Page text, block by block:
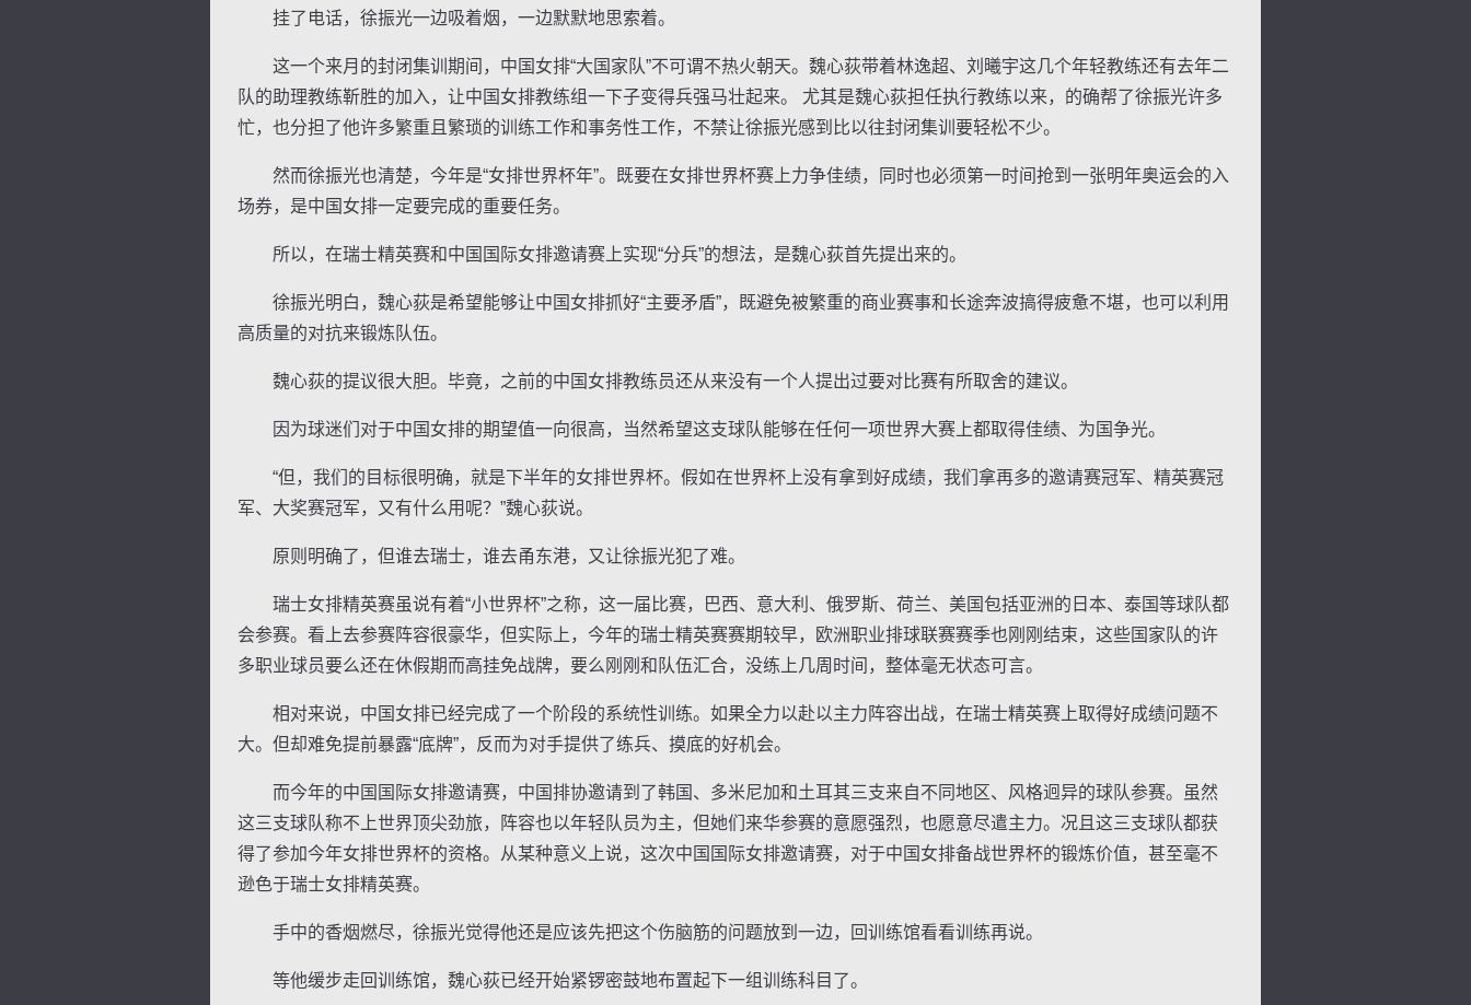
背 字 宽 滚
挂了电话，徐振光一边吸着烟，一边默默地思索着。
这一个来月的封闭集训期间，中国女排“大国家队”不可谓不热火朝天。魏心荻带着林逸超、刘曦宇这几个年轻教练还有去年二
队的助理教练靳胜的加入，让中国女排教练组一下子变得兵强马壮起来。 尤其是魏心荻担任执行教练以来，的确帮了徐振光许多
忙，也分担了他许多繁重且繁琐的训练工作和事务性工作，不禁让徐振光感到比以往封闭集训要轻松不少。
然而徐振光也清楚，今年是“女排世界杯年”。既要在女排世界杯赛上力争佳绩，同时也必须第一时间抢到一张明年奥运会的入
场券，是中国女排一定要完成的重要任务。
所以，在瑞士精英赛和中国国际女排邀请赛上实现“分兵”的想法，是魏心荻首先提出来的。
徐振光明白，魏心荻是希望能够让中国女排抓好“主要矛盾”，既避免被繁重的商业赛事和长途奔波搞得疲惫不堪，也可以利用
高质量的对抗来锻炼队伍。
魏心荻的提议很大胆。毕竟，之前的中国女排教练员还从来没有一个人提出过要对比赛有所取舍的建议。
因为球迷们对于中国女排的期望值一向很高，当然希望这支球队能够在任何一项世界大赛上都取得佳绩、为国争光。
“但，我们的目标很明确，就是下半年的女排世界杯。假如在世界杯上没有拿到好成绩，我们拿再多的邀请赛冠军、精英赛冠
军、大奖赛冠军，又有什么用呢？”魏心荻说。
原则明确了，但谁去瑞士，谁去甬东港，又让徐振光犯了难。
瑞士女排精英赛虽说有着“小世界杯”之称，这一届比赛，巴西、意大利、俄罗斯、荷兰、美国包括亚洲的日本、泰国等球队都
会参赛。看上去参赛阵容很豪华，但实际上，今年的瑞士精英赛赛期较早，欧洲职业排球联赛赛季也刚刚结束，这些国家队的许
多职业球员要么还在休假期而高挂免战牌，要么刚刚和队伍汇合，没练上几周时间，整体毫无状态可言。
相对来说，中国女排已经完成了一个阶段的系统性训练。如果全力以赴以主力阵容出战，在瑞士精英赛上取得好成绩问题不
大。但却难免提前暴露“底牌”，反而为对手提供了练兵、摸底的好机会。
而今年的中国国际女排邀请赛，中国排协邀请到了韩国、多米尼加和土耳其三支来自不同地区、风格迥异的球队参赛。虽然
这三支球队称不上世界顶尖劲旅，阵容也以年轻队员为主，但她们来华参赛的意愿强烈，也愿意尽遣主力。况且这三支球队都获
得了参加今年女排世界杯的资格。从某种意义上说，这次中国国际女排邀请赛，对于中国女排备战世界杯的锻炼价值，甚至毫不
逊色于瑞士女排精英赛。
手中的香烟燃尽，徐振光觉得他还是应该先把这个伤脑筋的问题放到一边，回训练馆看看训练再说。
等他缓步走回训练馆，魏心荻已经开始紧锣密鼓地布置起下一组训练科目了。